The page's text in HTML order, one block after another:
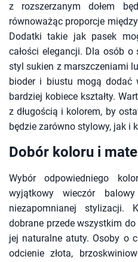
z rozszerzanym dołem
równoważąc proporcje
Dodatki takie jak pasek
całości elegancji. Dla osób o
styl sukien z marszczeniami
bioder i biustu mogą dodać
bardziej kobiece kształty.
z długością i kolorem, by
będzie zarówno stylowy, jak i
Dobór koloru i
Wybór odpowiedniego
wyjątkowy wieczór
niezapomnianej stylizacji.
dobrane przede wszystkim
jej naturalne atuty. Osoby o
odcienie złota,